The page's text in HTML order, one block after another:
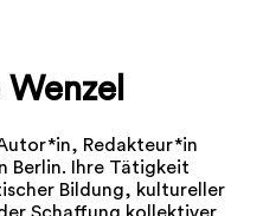
Redakteur*in
Berlin. Ihre Tätigkeit
Bildung, kultureller